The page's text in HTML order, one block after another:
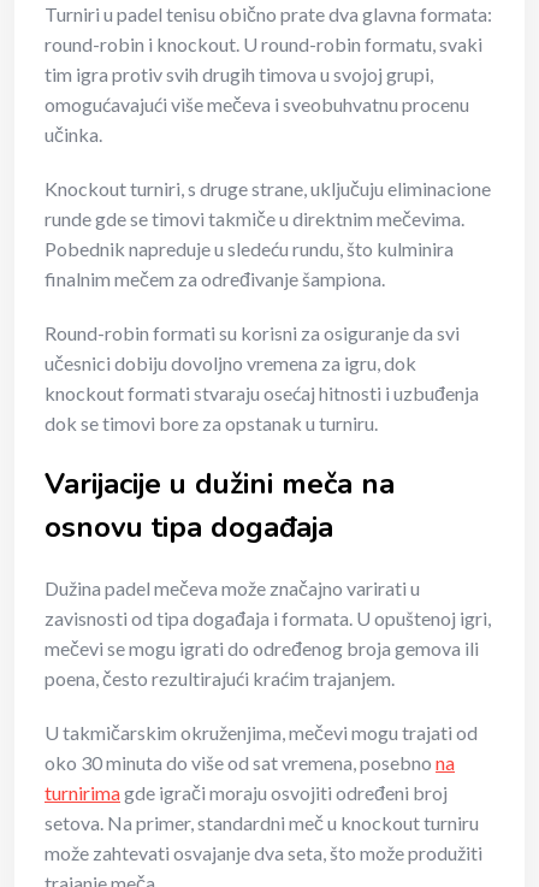
Turniri u padel tenisu obično prate dva glavna formata:
round-robin i knockout. U round-robin formatu, svaki
tim igra protiv svih drugih timova u svojoj grupi,
omogućavajući više mečeva i sveobuhvatnu procenu
učinka.
Knockout turniri, s druge strane, uključuju eliminacione
runde gde se timovi takmiče u direktnim mečevima.
Pobednik napreduje u sledeću rundu, što kulminira
finalnim mečem za određivanje šampiona.
Round-robin formati su korisni za osiguranje da svi
učesnici dobiju dovoljno vremena za igru, dok
knockout formati stvaraju osećaj hitnosti i uzbuđenja
dok se timovi bore za opstanak u turniru.
Varijacije u dužini meča na
osnovu tipa događaja
Dužina padel mečeva može značajno varirati u
zavisnosti od tipa događaja i formata. U opuštenoj igri,
mečevi se mogu igrati do određenog broja gemova ili
poena, često rezultirajući kraćim trajanjem.
U takmičarskim okruženjima, mečevi mogu trajati od
oko 30 minuta do više od sat vremena, posebno na
turnirimagde igrači moraju osvojiti određeni broj
setova. Na primer, standardni meč u knockout turniru
može zahtevati osvajanje dva seta, što može produžiti